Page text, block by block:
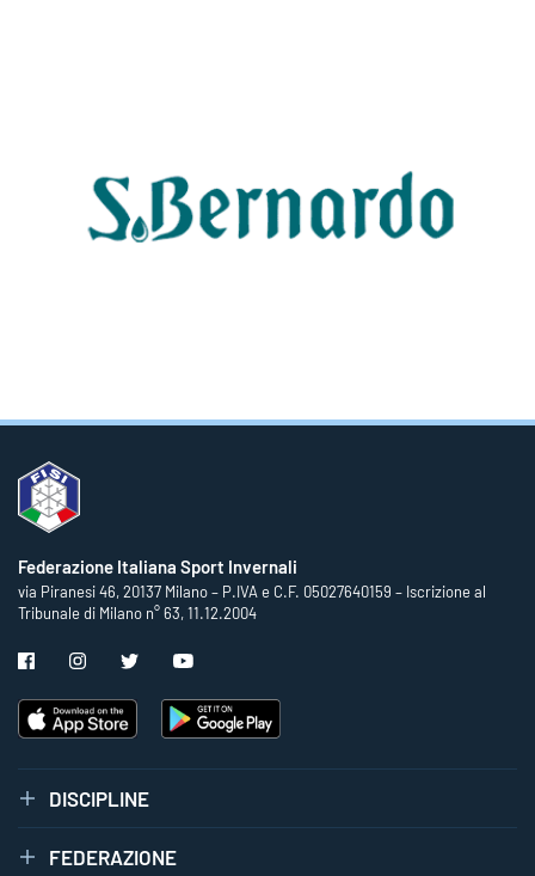
Federazione Italiana Sport Invernali
via Piranesi 46, 20137 Milano – P.IVA e C.F. 05027640159 – Iscrizione al
Tribunale di Milano n° 63, 11.12.2004
DISCIPLINE
FEDERAZIONE